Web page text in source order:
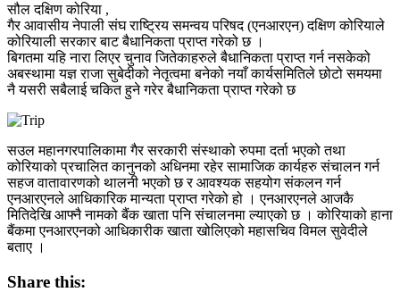
सौल दक्षिण कोरिया ,
गैर आवासीय नेपाली संघ राष्ट्रिय समन्वय परिषद (एनआरएन) दक्षिण कोरियाले
कोरियाली सरकार बाट बैधानिकता प्राप्त गरेको छ ।
बिगतमा यहि नारा लिएर चुनाव जितेकाहरुले बैधानिकता प्राप्त गर्न नसकेको
अबस्थामा यज्ञ राजा सुबेदीको नेतृत्वमा बनेको नयाँ कार्यसमितिले छोटो समयमा
नै यसरी सबैलाई चकित हुने गरेर बैधानिकता प्राप्त गरेको छ
सउल महानगरपालिकामा गैर सरकारी संस्थाको रुपमा दर्ता भएको तथा
कोरियाको प्रचालित कानुनको अधिनमा रहेर सामाजिक कार्यहरु संचालन गर्न
सहज वातावारणको थालनी भएको छ र आवश्यक सहयोग संकलन गर्न
एनआरएनले आधिकारिक मान्यता प्राप्त गरेको हो । एनआरएनले आजकै
मितिदेखि आफ्नै नामको बैंक खाता पनि संचालनमा ल्याएको छ । कोरियाको हाना
बैंकमा एनआरएनको आधिकारीक खाता खोलिएको महासचिव विमल सुवेदीले
बताए ।
Share this: